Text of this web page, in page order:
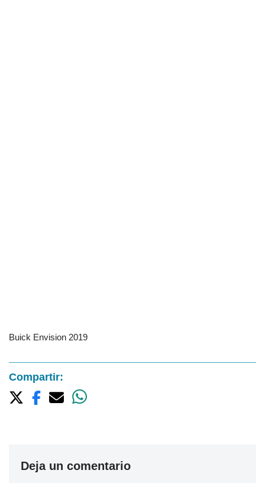
Buick Envision 2019
Compartir:
Deja un comentario